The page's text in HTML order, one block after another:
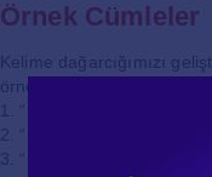
Örnek Cümleler
Kelime dağarcığımızı
örnek:
1. “I read books in my free
2. “Every month, I read a
3. “I enjoy reading books